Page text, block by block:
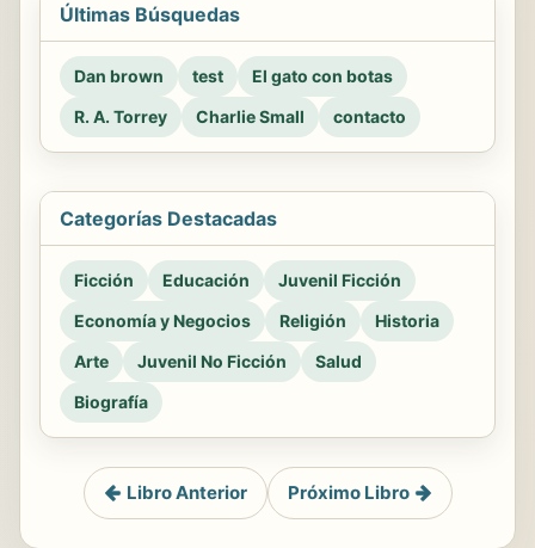
Últimas Búsquedas
Dan brown test
El gato con botas
R. A. Torrey
Charlie Small contacto
Categorías Destacadas
Ficción Educación
Juvenil Ficción
Economía y Negocios
Religión
Historia
Arte
Juvenil No Ficción
Salud
Biografía
Libro Anterior Próximo Libro